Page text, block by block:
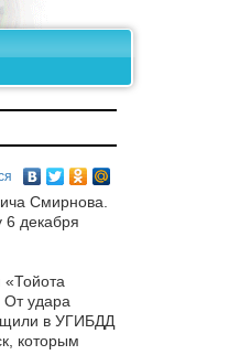
Смирнова.
декабря
От удара
в УГИБДД
которым